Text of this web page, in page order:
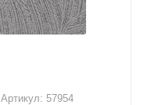
Артикул: 57954